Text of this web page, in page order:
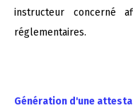
instructeur concerné
réglementaires.
Génération d'une